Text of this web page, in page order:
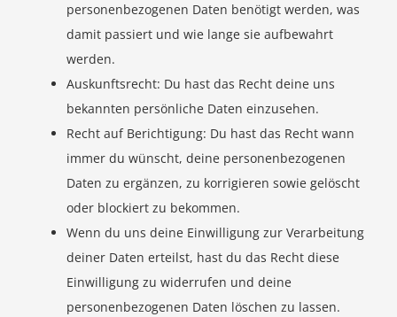
personenbezogenen Daten benötigt werden, was
damit passiert und wie lange sie aufbewahrt
werden.
Auskunftsrecht: Du hast das Recht deine uns
bekannten persönliche Daten einzusehen.
Recht auf Berichtigung: Du hast das Recht wann
immer du wünscht, deine personenbezogenen
Daten zu ergänzen, zu korrigieren sowie gelöscht
oder blockiert zu bekommen.
Wenn du uns deine Einwilligung zur Verarbeitung
deiner Daten erteilst, hast du das Recht diese
Einwilligung zu widerrufen und deine
personenbezogenen Daten löschen zu lassen.